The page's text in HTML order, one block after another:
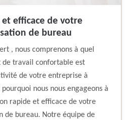
efficace de votre
de bureau
, nous comprenons à quel
de travail confortable est
de votre entreprise à
nous nous engageons à
rapide et efficace de votre
de bureau. Notre équipe de